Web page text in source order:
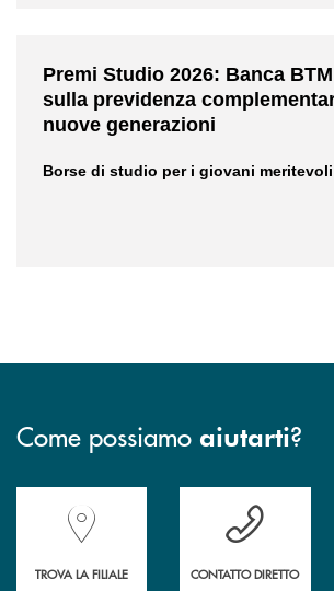
Premi Studio 2026: Banca
sulla previdenza
nuove generazioni
Borse di studio per i giovani
Come possiamo aiutarti?
Accedi all' elenco completo delle filiali della
TROVA LA FILIALE
Hai bisogno di
CONTATTO DIRETTO